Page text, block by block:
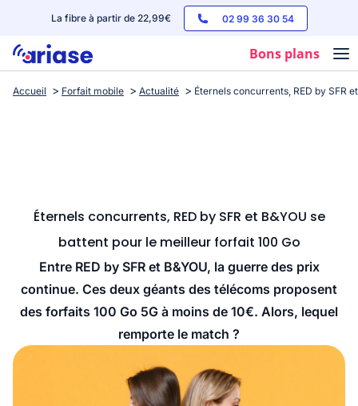
La fibre à partir de 22,99€ 02 99 36 30 54
Bons plans
Box internet
Streaming
Accueil Forfait mobile Actualité Éternels concurrents, RED by SFR
Éternels concurrents, RED by SFR et B&YOU se
battent pour le meilleur forfait 100 Go
Entre RED by SFR et B&YOU, la guerre des prix
continue. Ces deux géants des télécoms proposent
des forfaits 100 Go 5G à moins de 10€. Alors, lequel
remporte le match ?